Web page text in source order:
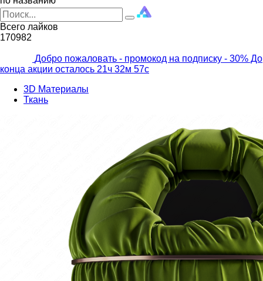
Всего лайков
170982
Добро пожаловать - промокод на подписку - 30% До
конца акции осталось 21ч 32м 56с
3D Материалы
Ткань